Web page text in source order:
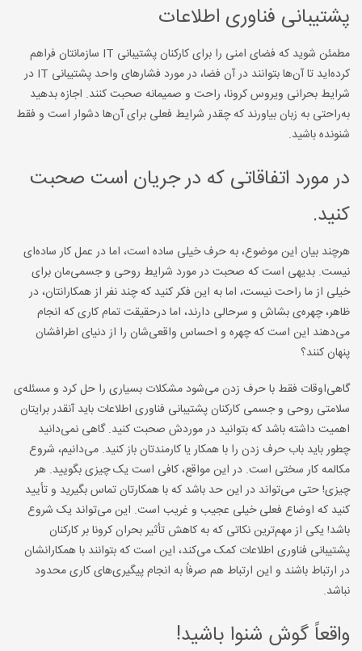
پشتیبانی فناوری اطلاعات
مطمئن شوید که فضای امنی را برای کارکنان پشتیبانی IT سازمانتان فراهم
کرده‌اید تا آن‌ها بتوانند در آن فضا، در مورد فشارهای واحد پشتیبانی IT در
شرایط بحرانی ویروس کرونا، راحت و صمیمانه صحبت کنند. اجازه بدهید
به‌راحتی به زبان بیاورند که چقدر شرایط فعلی برای آن‌ها دشوار است و فقط
شنونده باشید.
در مورد اتفاقاتی که در جریان است صحبت
کنید.
هرچند بیان این موضوع، به حرف خیلی ساده است، اما در عمل کار ساده‌ای
نیست. بدیهی است که صحبت در مورد شرایط روحی و جسمی‌مان برای
خیلی از ما راحت نیست، اما به این فکر کنید که چند نفر از همکارانتان، در
ظاهر، چهره‌ی بشاش و سرحالی دارند، اما درحقیقت تمام کاری که انجام
می‌دهند این است که چهره و احساس واقعی‌شان را از دنیای اطرافشان
پنهان کنند؟
گاهی‌اوقات فقط با حرف زدن می‌شود مشکلات بسیاری را حل کرد و مسئله‌ی
سلامتی روحی و جسمی کارکنان پشتیبانی فناوری اطلاعات باید آنقدر برایتان
اهمیت داشته باشد که بتوانید در موردش صحبت کنید. گاهی نمی‌دانید
چطور باید باب حرف زدن را با همکار یا کارمندتان باز کنید. می‌دانیم، شروع
مکالمه کار سختی است. در این مواقع، کافی است یک چیزی بگویید. هر
چیزی! حتی می‌تواند در این حد باشد که با همکارتان تماس بگیرید و تأیید
کنید که اوضاع فعلی خیلی عجیب و غریب است. این می‌تواند یک شروع
باشد! یکی از مهم‌ترین نکاتی که به کاهش تأثیر بحران کرونا بر کارکنان
پشتیبانی فناوری اطلاعات کمک می‌کند، این است که بتوانند با همکارانشان
در ارتباط باشند و این ارتباط هم صرفاً به انجام پیگیری‌های کاری محدود
نباشد.
واقعاً گوش شنوا باشید!